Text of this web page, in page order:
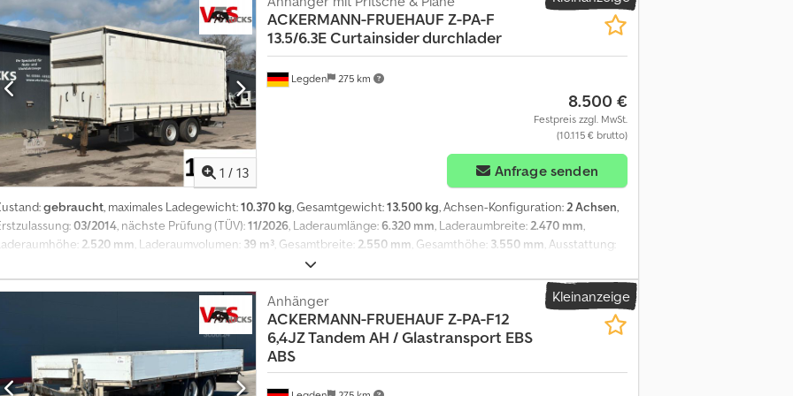
Vorstellungen entstehen. Besichtigungen und Prüfungen sind jederzeit nach Terminabsprache möglich und
erwünscht !!! Abbildungen ähnlich, können aufpreispflichtiges Zubehör enthalten. Bei den
Innenmaßen handelt es sich um ca.-Angaben. Alle Angaben sind ohne Gewähr! Irrtümer vorbehalten.
Bei Neufahrzeugen Preise inkl. gesetzlicher MwSt, zzgl. Frachtkosten sowie Fahrzeugpapiere INZAHLUNGNAHME
FÜR FAST ALLES !!! TAUSCHGESCHÄFTE UND AUFZAHLUNG MÖGLICH !!! Ausstellungsgelände: 58285
Gevelsberg , Am Sinnerhoop 17 Öffnungszeiten: Montag ? Freitag 8.30 bis 17.00 Uhr, Samstag 8.30 bis 14.00 Uhr über
500 Anhänger am Lager !!! Pegasus Anhänger GmbH Am Sinnerhoop 17 58285 Gevelsberg Tel.: Fax:
1 / 13
Legden 275 km
ACKERMANN-FRUEHAUF Z-PA-F
13.5/6.3E Curtainsider durchlader
8.500 €
Festpreis zzgl. MwSt.
(10.115 € brutto)
Anfrage senden
gebraucht, maximales Ladegewicht:10.370 kg, Gesamtgewicht:13.500 kg, Achsen-Konfiguration:2 Achsen,
03/2014, nächste Prüfung (TÜV):11/2026, Laderaumlänge:6.320 mm, Laderaumbreite:2.470 mm,
2.520 mm, Laderaumvolumen: 39 m³, Gesamtbreite: 2.550 mm, Gesamthöhe: 3.550 mm, Ausstattung:
, * Tandemachse * Edscha Schiebeverdeck * Schiebespannplane beidseitig * Knorr Bremsanlage mit
* Durchladeklappe vorne * Staukiste * Zusatzabstützung hinten ----* ?Reifendimension: 285/70R19,5
* techn. Gesamtgewicht: 13500 kg * Eigengewicht: 3130 kg Csdoyvnyqjpfx An Uoha * Gesamtlänge: 8250 mm * SP
fällig: 05.2026 ----Fahrzeugnummer/Vehicle: 11878----Irrtümer und Zwischenverkauf vorbehalten----Werbung und
diverse Schriftzüge wurden digital entfernt. -----Gerne stehen wir Ihnen für alle Formalitäten, welche beim Kauf eines
Fahrzeugs anfallen, mit Rat und Tat zur Seite.Teilen Sie uns einfach Ihre Wünsche und Anregungen mit und wir
kümmern uns darum.Unter anderem können wir Ihnen gegen Aufpreis die folgendenden Dienstleistungen anbieten:--
Inzahlungnahme Ihres alten FahrzeugsTÜV/SP AbnahmeKomplette ExportabwicklungVermittlung von
Kleinanzeige
Anhänger
ACKERMANN-FRUEHAUF Z-PA-F12
6,4JZ Tandem AH / Glastransport EBS
ABS